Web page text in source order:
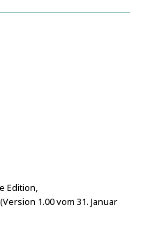
Edition,
1.00 vom 31. Januar